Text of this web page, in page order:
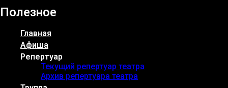
Полезное
Главная
Афиша
Репертуар
Текущий репертуар театра
Архив репертуара театра